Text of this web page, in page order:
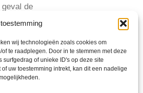
wij technologieën zoals cookies om
te raadplegen. Door in te stemmen met deze
of unieke ID's op deze site
uw toestemming intrekt, kan dit een nadelige
de
de
uit.
toegevoegd.